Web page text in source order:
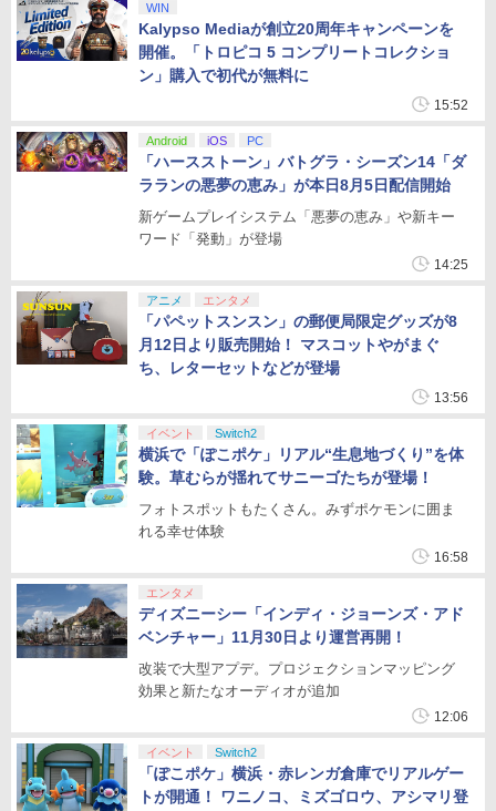
WIN
Kalypso Mediaが創立20周年キャンペーンを
開催。「トロピコ 5 コンプリートコレクショ
ン」購入で初代が無料に
15:52
Android iOS PC
「ハースストーン」バトグラ・シーズン14「ダ
ラランの悪夢の恵み」が本日8月5日配信開始
新ゲームプレイシステム「悪夢の恵み」や新キー
ワード「発動」が登場
14:25
アニメ エンタメ
「パペットスンスン」の郵便局限定グッズが8
月12日より販売開始！ マスコットやがまぐ
ち、レターセットなどが登場
13:56
イベント Switch2
横浜で「ぽこポケ」リアル“生息地づくり”を体
験。草むらが揺れてサニーゴたちが登場！
フォトスポットもたくさん。みずポケモンに囲ま
れる幸せ体験
16:58
エンタメ
ディズニーシー「インディ・ジョーンズ・アド
ベンチャー」11月30日より運営再開！
改装で大型アプデ。プロジェクションマッピング
効果と新たなオーディオが追加
12:06
イベント Switch2
「ぽこポケ」横浜・赤レンガ倉庫でリアルゲー
トが開通！ ワニノコ、ミズゴロウ、アシマリ登